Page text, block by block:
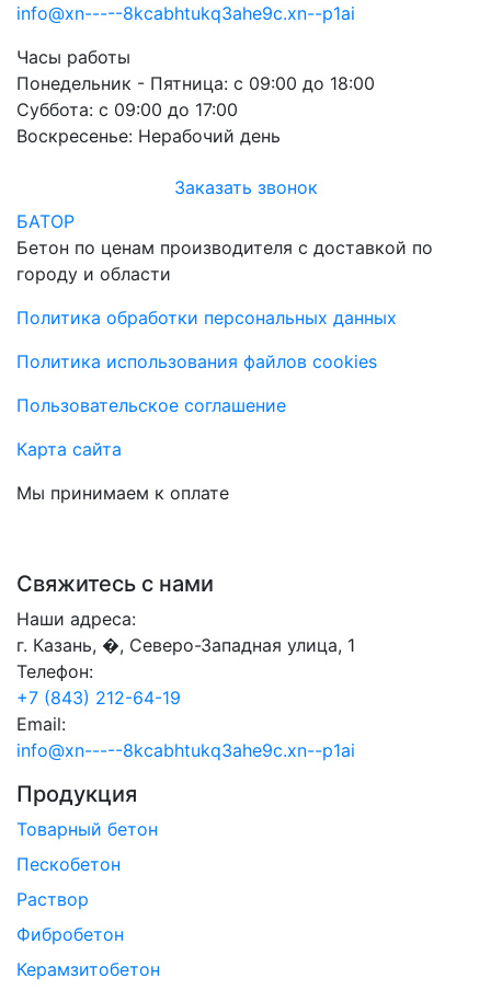
info@xn-----8kcabhtukq3ahe9c.xn--p1ai
Часы работы
Понедельник - Пятница: с 09:00 до 18:00
Суббота: с 09:00 до 17:00
Воскресенье: Нерабочий день
Заказать звонок
БАТОР
Бетон по ценам производителя с доставкой по
городу и области
Политика обработки персональных данных
Политика использования файлов cookies
Пользовательское соглашение
Карта сайта
Мы принимаем к оплате
Свяжитесь с нами
Наши адреса:
г. Казань, �, Северо-Западная улица, 1
Телефон:
+7 (843) 212-64-19
Email:
info@xn-----8kcabhtukq3ahe9c.xn--p1ai
Продукция
Товарный бетон
Пескобетон
Раствор
Фибробетон
Керамзитобетон